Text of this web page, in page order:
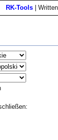
RK-Tools |